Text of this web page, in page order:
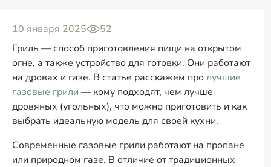
10 января 2025
52
Гриль — способ приготовления пищи на открытом
огне, а также устройство для готовки. Они работают
на дровах и газе. В статье расскажем пролучшие
газовые грили — кому подходят, чем лучше
дровяных (угольных), что можно приготовить и как
выбрать идеальную модель для своей кухни.
Современные газовые грили работают на пропане
или природном газе. В отличие от традиционных